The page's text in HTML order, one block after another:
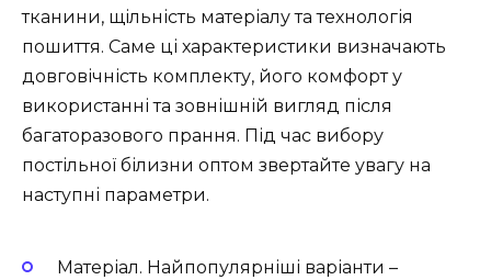
тканини, щільність матеріалу та технологія
пошиття. Саме ці характеристики визначають
довговічність комплекту, його комфорт у
використанні та зовнішній вигляд після
багаторазового прання. Під час вибору
постільної білизни оптом звертайте увагу на
наступні параметри.
Матеріал. Найпопулярніші варіанти –